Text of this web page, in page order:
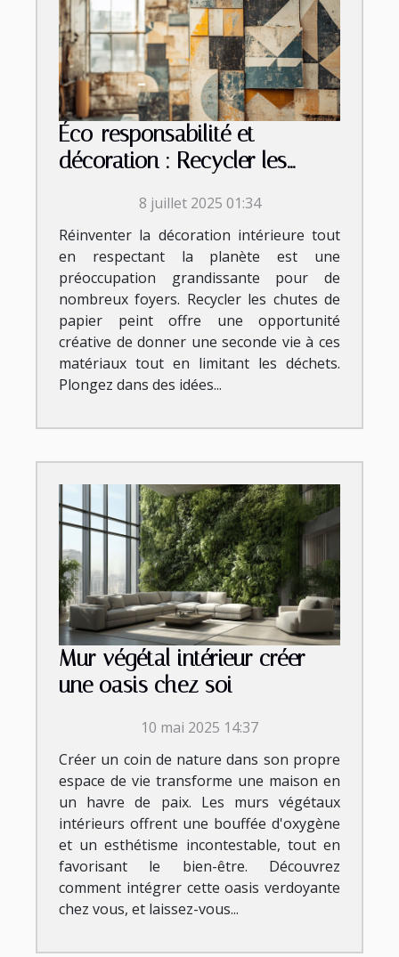
Éco-responsabilité et
décoration : Recycler les
8 juillet 2025 01:34
Réinventer la décoration intérieure tout
en respectant la planète est une
préoccupation grandissante pour de
nombreux foyers. Recycler les chutes de
papier peint offre une opportunité
créative de donner une seconde vie à ces
matériaux tout en limitant les déchets.
Plongez dans des idées...
Mur végétal intérieur créer
une oasis chez soi
10 mai 2025 14:37
Créer un coin de nature dans son propre
espace de vie transforme une maison en
un havre de paix. Les murs végétaux
intérieurs offrent une bouffée d'oxygène
et un esthétisme incontestable, tout en
favorisant le bien-être. Découvrez
comment intégrer cette oasis verdoyante
chez vous, et laissez-vous...